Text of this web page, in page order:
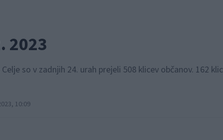
2023
so v zadnjih 24. urah prejeli 508 klicev občanov. 162
10:09